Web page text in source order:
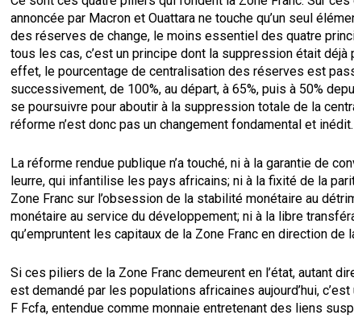
annoncée par Macron et Ouattara ne touche qu’un seul
des réserves de change, le moins essentiel des quatre
tous les cas, c’est un principe dont la suppression était déjà
effet, le pourcentage de centralisation des réserves est
successivement, de 100%, au départ, à 65%, puis à 50%
se poursuivre pour aboutir à la suppression totale de la
réforme n’est donc pas un changement fondamental et inédit.
La réforme rendue publique n’a touché, ni à la garantie de
leurre, qui infantilise les pays africains; ni à la fixité de la
Zone Franc sur l’obsession de la stabilité monétaire au
monétaire au service du développement; ni à la libre
qu’empruntent les capitaux de la Zone Franc en direction de
Si ces piliers de la Zone Franc demeurent en l’état, autant
est demandé par les populations africaines aujourd’hui,
F Fcfa, entendue comme monnaie entretenant des liens